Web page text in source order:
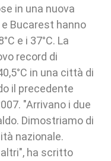
in una nuova
Bucarest hanno
e i 37°C. La
record di
in una città di
il precedente
"Arrivano i due
Dimostriamo di
nazionale.
ha scritto